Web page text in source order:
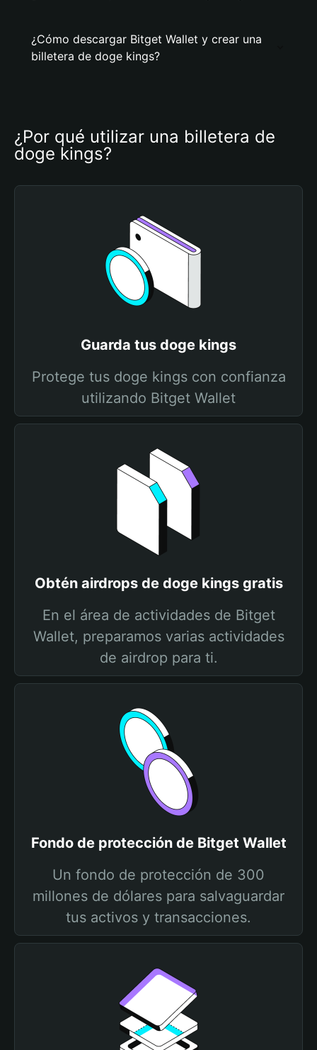
¿Cómo descargar Bitget Wallet y crear una
billetera de doge kings?
¿Por qué utilizar una billetera de
doge kings?
Guarda tus doge kings
Protege tus doge kings con confianza
utilizando Bitget Wallet
Obtén airdrops de doge kings gratis
En el área de actividades de Bitget
Wallet, preparamos varias actividades
de airdrop para ti.
Fondo de protección de Bitget Wallet
Un fondo de protección de 300
millones de dólares para salvaguardar
tus activos y transacciones.